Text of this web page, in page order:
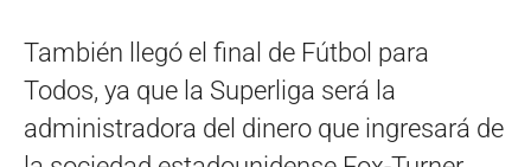
También llegó el final de Fútbol para
Todos, ya que la Superliga será la
administradora del dinero que ingresará de